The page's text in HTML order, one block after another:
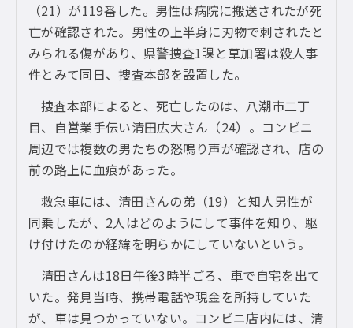
（21）が119番した。男性は病院に搬送されたが死
亡が確認された。男性の上半身に刃物で刺されたと
みられる傷があり、県警捜査1課と草加署は殺人事
件とみて同日、捜査本部を設置した。
捜査本部によると、死亡したのは、八潮市二丁
目、自営業手伝い清田広大さん（24）。コンビニ
周辺では複数の男たちの怒鳴り声が確認され、店の
前の路上に血痕があった。
救急車には、清田さんの弟（19）と知人男性が
同乗したが、2人はどのようにして事件を知り、駆
け付けたのか経緯を明らかにしていないという。
清田さんは18日午後3時半ごろ、車で自宅を出て
いた。発見当時、携帯電話や現金を所持していた
が、車は見つかっていない。コンビニ店内には、清